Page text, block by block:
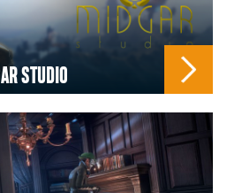
STUDIO